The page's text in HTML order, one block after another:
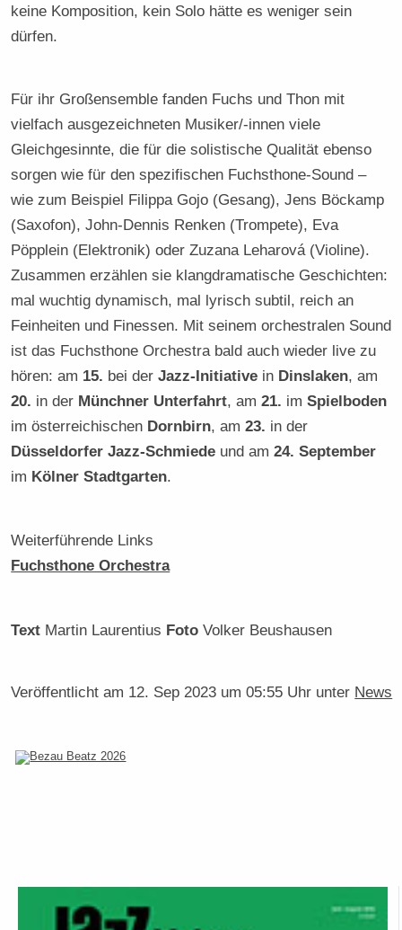
keine Komposition, kein Solo hätte es weniger sein
dürfen.
Für ihr Großensemble fanden Fuchs und Thon mit
vielfach ausgezeichneten Musiker/-innen viele
Gleichgesinnte, die für die solistische Qualität ebenso
sorgen wie für den spezifischen Fuchsthone-Sound –
wie zum Beispiel Filippa Gojo (Gesang), Jens Böckamp
(Saxofon), John-Dennis Renken (Trompete), Eva
Pöpplein (Elektronik) oder Zuzana Leharová (Violine).
Zusammen erzählen sie klangdramatische Geschichten:
mal wuchtig dynamisch, mal lyrisch subtil, reich an
Feinheiten und Finessen. Mit seinem orchestralen Sound
ist das Fuchsthone Orchestra bald auch wieder live zu
hören: am 15. bei derJazz-Initiative in Dinslaken, am
20. in der Münchner Unterfahrt, am21. imSpielboden
im österreichischen Dornbirn, am23. in der
Düsseldorfer Jazz-Schmiede und am24. September
im Kölner Stadtgarten.
Weiterführende Links
Fuchsthone Orchestra
Text Martin Laurentius Foto Volker Beushausen
Veröffentlicht am 12. Sep 2023 um 05:55 Uhr unter News